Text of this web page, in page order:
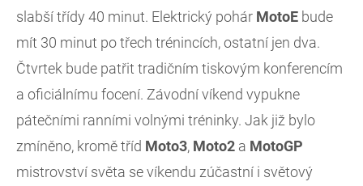
slabší třídy 40 minut. Elektrický pohár MotoE bude
mít 30 minut po třech trénincích, ostatní jen dva.
Čtvrtek bude patřit tradičním tiskovým konferencím
a oficiálnímu focení. Závodní víkend vypukne
pátečními ranními volnými tréninky. Jak již bylo
zmíněno, kromě tříd Moto3, Moto2 a MotoGP
mistrovství světa se víkendu zúčastní i světový